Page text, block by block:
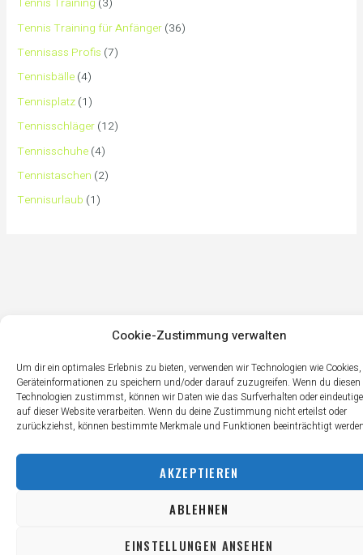
Cookie-Zustimmung verwalten
Um dir ein optimales Erlebnis zu bieten, verwenden wir Technologien wie
Geräteinformationen zu speichern und/oder darauf zuzugreifen. Wenn du diesen
Technologien zustimmst, können wir Daten wie das Surfverhalten oder
auf dieser Website verarbeiten. Wenn du deine Zustimmung nicht erteilst oder
zurückziehst, können bestimmte Merkmale und Funktionen beeinträchtigt
AKZEPTIEREN
ABLEHNEN
EINSTELLUNGEN ANSEHEN
Tennis Training (3)
Tennis Training für Anfänger (36)
Tennisass Profis (7)
Tennisbälle (4)
Tennisplatz (1)
Tennisschläger (12)
Tennisschuhe (4)
Tennistaschen (2)
Tennisurlaub (1)